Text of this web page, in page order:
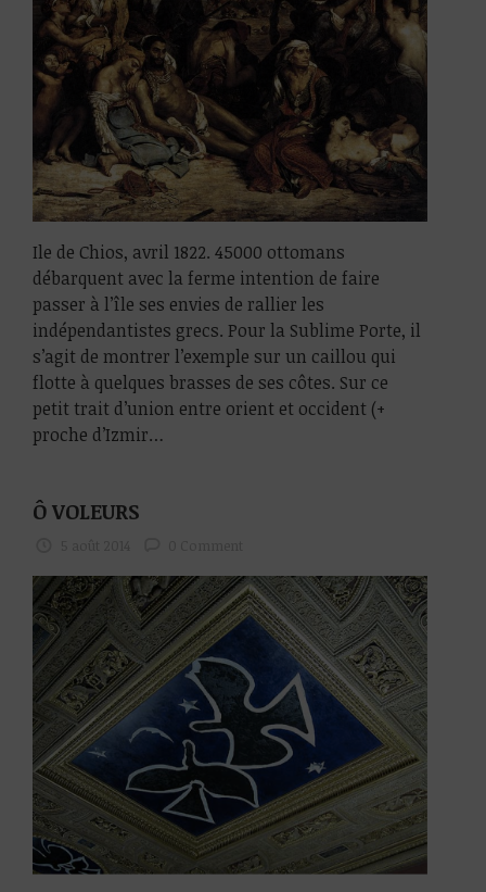
Ile de Chios, avril 1822. 45000 ottomans
débarquent avec la ferme intention de faire
passer à l’île ses envies de rallier les
indépendantistes grecs. Pour la Sublime Porte, il
s’agit de montrer l’exemple sur un caillou qui
flotte à quelques brasses de ses côtes. Sur ce
petit trait d’union entre orient et occident (+
proche d’Izmir…
Ô VOLEURS